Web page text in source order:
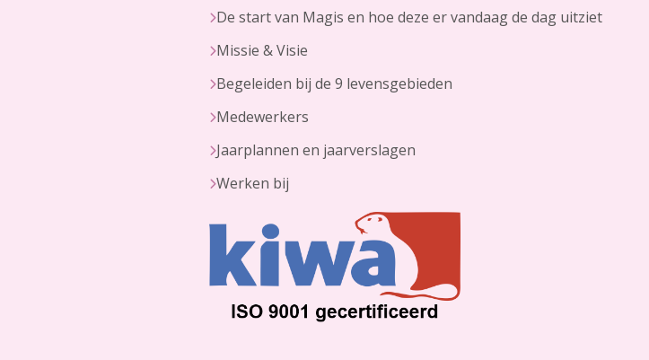
De start van Magis en hoe deze er vandaag de dag uitziet
Missie & Visie
Begeleiden bij de 9 levensgebieden
Medewerkers
Jaarplannen en jaarverslagen
Werken bij